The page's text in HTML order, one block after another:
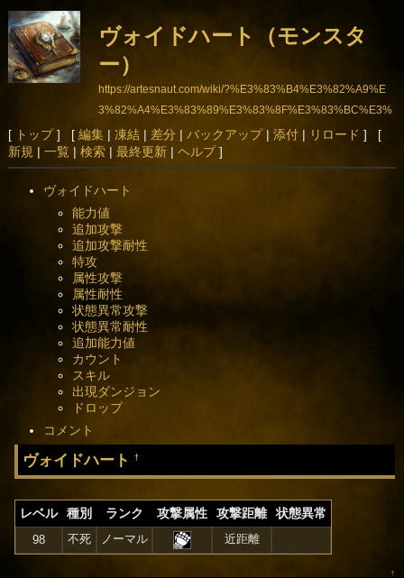
ヴォイドハート（モンスタ
ー）
https://artesnaut.com/wiki/?%E3%83%B4%E3%82%A9%E
3%82%A4%E3%83%89%E3%83%8F%E3%83%BC%E3%
83%88%EF%BC%88%E3%83%A2%E3%83%B3%E3%8
2%B9%E3%82%BF%E3%83%BC%EF%BC%89
[ トップ] [ 編集| 凍結 | 差分 | バックアップ| 添付| リロード ] [
新規 | 一覧| 検索| 最終更新| ヘルプ]
ヴォイドハート
能力値
追加攻撃
追加攻撃耐性
特攻
属性攻撃
属性耐性
状態異常攻撃
状態異常耐性
追加能力値
カウント
スキル
出現ダンジョン
ドロップ
コメント
ヴォイドハート †
レベル 種別 ランク 攻撃属性 攻撃距離 状態異常
98 不死 ノーマル 近距離
↑